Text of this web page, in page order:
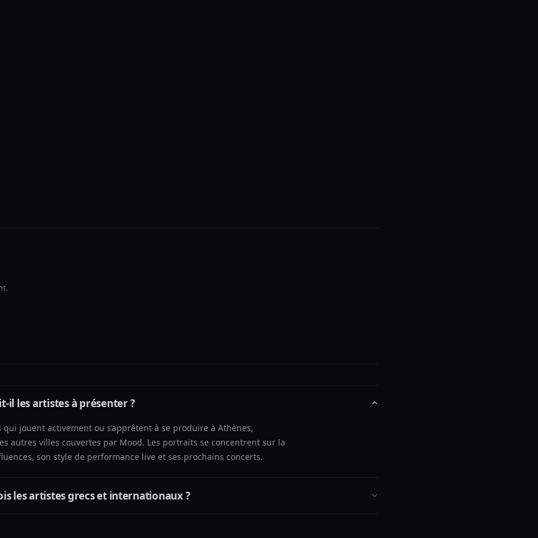
il les artistes à présenter ?
jouent activement ou s’apprêtent à se produire à Athènes,
autres villes couvertes par Mood. Les portraits se concentrent sur la
son style de performance live et ses prochains concerts.
les artistes grecs et internationaux ?